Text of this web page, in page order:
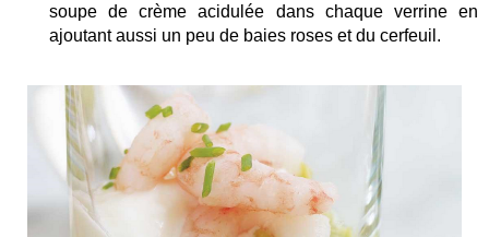
soupe de crème acidulée dans chaque verrine en
ajoutant aussi un peu de baies roses et du cerfeuil.